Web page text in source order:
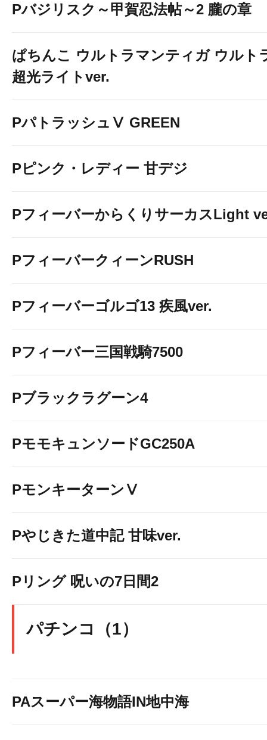
Pバジリスク～甲賀忍法帖～2 朧の章
ぱちんこ ウルトラマンティガ ウルト
超光ライトver.
PパトラッシュⅤ GREEN
Pピンク・レディー 甘デジ
PフィーバーからくりサーカスLight
PフィーバークィーンRUSH
Pフィーバーゴルゴ13 疾風ver.
Pフィーバー三国戦騎7500
Pブラックラグーン4
PモモキュンソードGC250A
PモンキーターンⅤ
Pやじきた道中記 甘味ver.
Pリング 呪いの7日間2
パチンコ（1）
PAスーパー海物語IN地中海